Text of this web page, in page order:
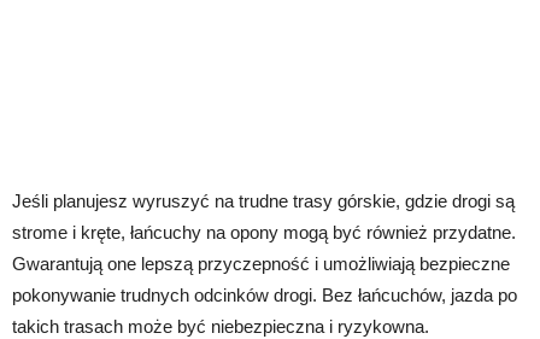
Jeśli planujesz wyruszyć na trudne trasy górskie, gdzie drogi są
strome i kręte, łańcuchy na opony mogą być również przydatne.
Gwarantują one lepszą przyczepność i umożliwiają bezpieczne
pokonywanie trudnych odcinków drogi. Bez łańcuchów, jazda po
takich trasach może być niebezpieczna i ryzykowna.